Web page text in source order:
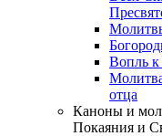
Вопль к
отца
Каноны и
Покаяния и